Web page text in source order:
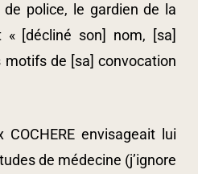
police, le gardien de la
« [décliné son] nom, [sa]
de [sa] convocation
envisageait lui
de médecine (j’ignore